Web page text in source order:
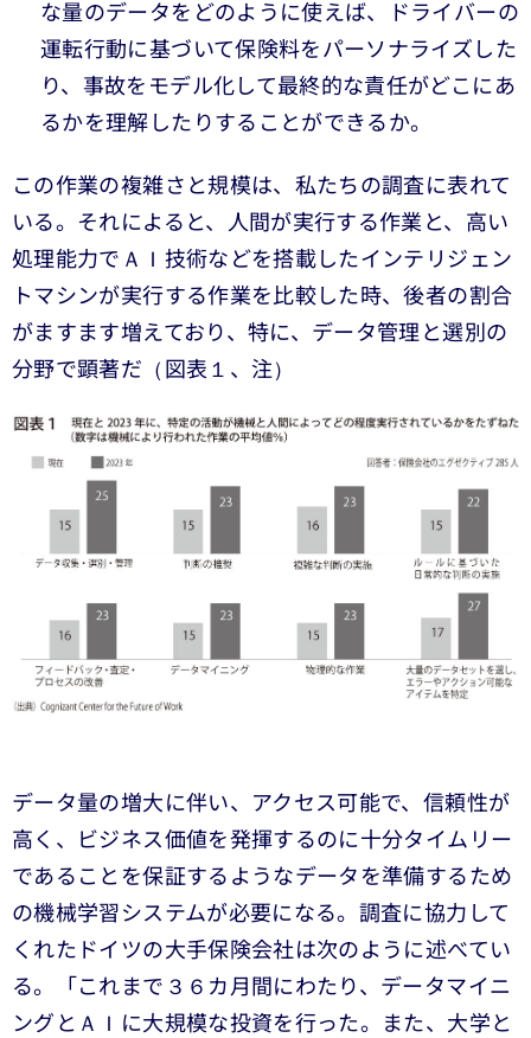
な量のデータをどのように使えば、ドライバーの
運転行動に基づいて保険料をパーソナライズした
り、事故をモデル化して最終的な責任がどこにあ
るかを理解したりすることができるか。
この作業の複雑さと規模は、私たちの調査に表れて
いる。それによると、人間が実行する作業と、高い
処理能力でＡＩ技術などを搭載したインテリジェン
トマシンが実行する作業を比較した時、後者の割合
がますます増えており、特に、データ管理と選別の
分野で顕著だ（図表１、注）
データ量の増大に伴い、アクセス可能で、信頼性が
高く、ビジネス価値を発揮するのに十分タイムリー
であることを保証するようなデータを準備するため
の機械学習システムが必要になる。調査に協力して
くれたドイツの大手保険会社は次のように述べてい
る。「これまで３６カ月間にわたり、データマイニ
ングとＡＩに大規模な投資を行った。また、大学と